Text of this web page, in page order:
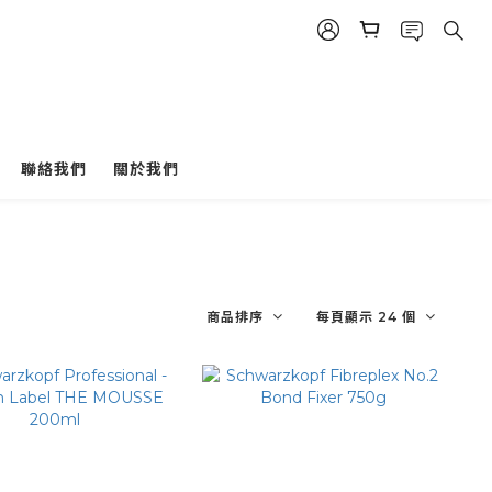
聯絡我們 關於我們
商品排序 每頁顯示 24 個